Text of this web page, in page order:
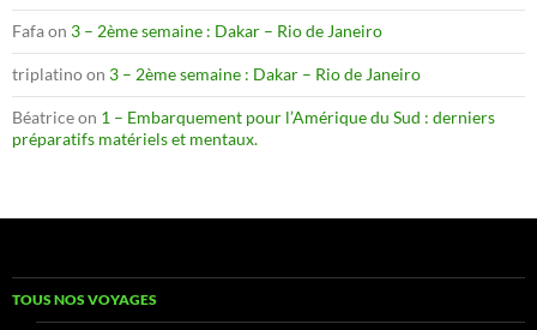
Fafaon 3 – 2ème semaine : Dakar – Rio de Janeiro
triplatinoon 3 – 2ème semaine : Dakar – Rio de Janeiro
Béatriceon 1 – Embarquement pour l’Amérique du Sud : derniers
préparatifs matériels et mentaux.
TOUS NOS VOYAGES